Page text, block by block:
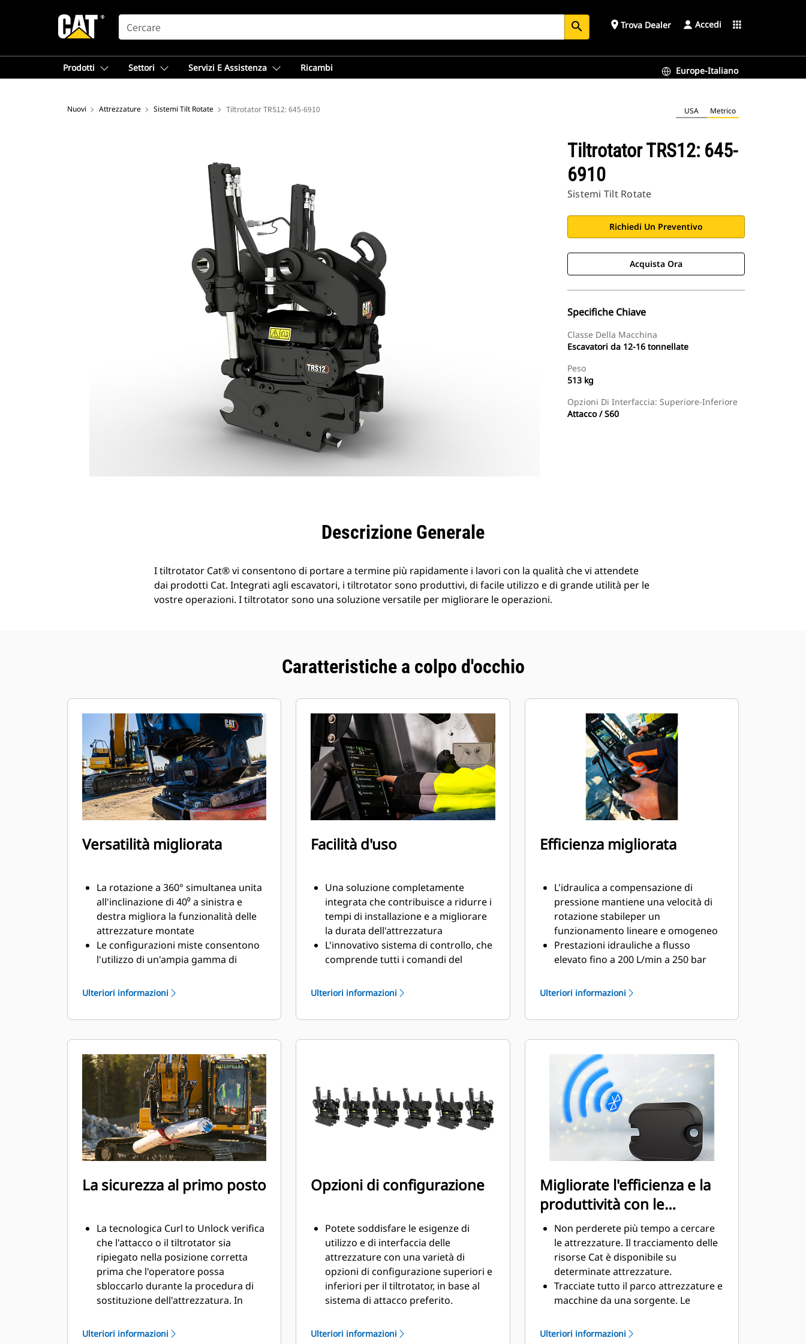
SEARCH search place Trova Dealer Accedi apps
Prodotti Settori Servizi E Assistenza Ricambi Europe-Italiano
Nuovi Attrezzature Sistemi Tilt Rotate Tiltrotator TRS12: 645-6910 USA Metrico
Tiltrotator TRS12: 645-
6910
Sistemi Tilt Rotate
Richiedi Un Preventivo
Acquista Ora
Specifiche Chiave
Classe Della Macchina
Escavatori da 12-16 tonnellate
Peso
513 kg
Opzioni Di Interfaccia: Superiore-Inferiore
Attacco / S60
Descrizione Generale
I tiltrotator Cat® vi consentono di portare a termine più rapidamente i lavori con la qualità che vi attendete
dai prodotti Cat. Integrati agli escavatori, i tiltrotator sono produttivi, di facile utilizzo e di grande utilità per le
vostre operazioni. I tiltrotator sono una soluzione versatile per migliorare le operazioni.
Caratteristiche a colpo d'occhio
Versatilità migliorata
La rotazione a 360° simultanea unita
all'inclinazione di 40⁰ a sinistra e
destra migliora la funzionalità delle
attrezzature montate
Le configurazioni miste consentono
l'utilizzo di un'ampia gamma di
per soddisfare le vostre esigenze
standard in attacco S a collegamento
quali scavo, livellamento,
compattazione e altre ancora con
movimenti più precisi senza dover
riposizionare la macchina
Utilizzate il modulo a polipo senza
rimuovere l'attrezzatura inferiore
Ulteriori informazioni
Facilità d'uso
Una soluzione completamente
integrata che contribuisce a ridurre i
tempi di installazione e a migliorare
la durata dell'attrezzatura
L'innovativo sistema di controllo, che
comprende tutti i comandi del
posizionamento,può essere
Il sensore di inclinazione GS520,
livellamento
SecureLock™ utilizza la tecnologia
dei sensori all'interno del cilindro di
blocco per verificare che lo
saldamente per ridurre il rischio di
caduta o oscillazione dello
Ulteriori informazioni
Efficienza migliorata
L'idraulica a compensazione di
pressione mantiene una velocità di
rotazione stabileper un
funzionamento lineare e omogeneo
Prestazioni idrauliche a flusso
elevato fino a 200 L/min a 250 bar
flusso elevato
punto di ingrassaggio, collegabile al
La scatola degli ingranaggi è piena
d'olio per assicurare una
lubrificazione costante ed estendere
la vita utile del rotore
I tubi flessibil in acciaio ad ampio
diametrocontribuiscono a ridurre la
contropressione, a estendere la vita
utile e a semplificare la
manutenzione
Ulteriori informazioni
La sicurezza al primo posto
La tecnologica Curl to Unlock verifica
che l'attacco o il tiltrotator sia
ripiegato nella posizione corretta
prima che l'operatore possa
sbloccarlo durante la procedura di
sostituzione dell'attrezzatura. In
sicurezza delle attrezzature durante
Ulteriori informazioni
Opzioni di configurazione
Potete soddisfare le esigenze di
utilizzo e di interfaccia delle
attrezzature con una varietà di
opzioni di configurazione superiori e
inferiori per il tiltrotator, in base al
sistema di attacco preferito.
imperniato nella parte superiore
Ulteriori informazioni
Migliorate l'efficienza e la
produttività con le
tecnologie integrate
Non perderete più tempo a cercare
le attrezzature. Il tracciamento delle
risorse Cat è disponibile su
determinate attrezzature.
Tracciate tutto il parco attrezzature e
macchine da una sorgente. Le
risorse possono essere visualizzate
Ulteriori informazioni